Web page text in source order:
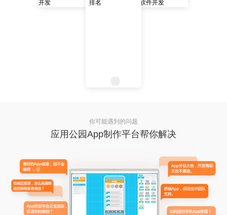
你可能遇到的问题
应用公园App制作平台帮你解决